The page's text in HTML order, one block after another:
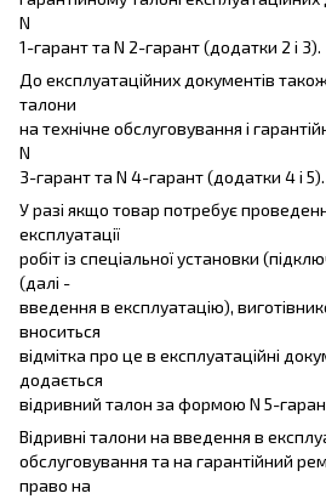
N
1-гарант та N 2-гарант (додатки 2 і 3).
До експлуатаційних документів
талони
на технічне обслуговування і
N
3-гарант та N 4-гарант (додатки 4 і 5).
У разі якщо товар потребує
експлуатації
робіт із спеціальної установки
(далі -
введення в експлуатацію),
вноситься
відмітка про це в експлуатаційні
додається
відривний талон за формою N 5-
Відривні талони на введення в
обслуговування та на гарантійний
право на